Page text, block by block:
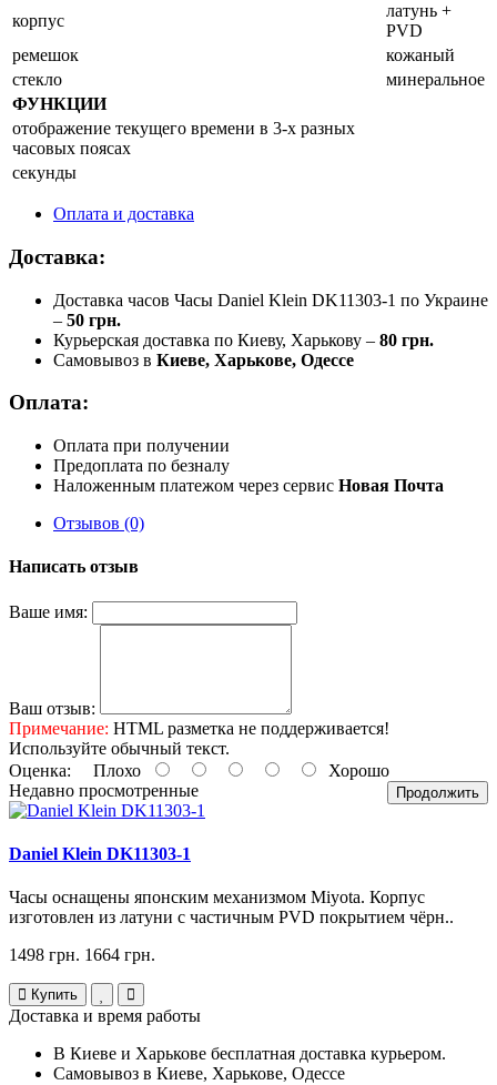
корпус
латунь +
PVD
ремешок
кожаный
стекло
минеральное
ФУНКЦИИ
отображение текущего времени в 3-х разных
часовых поясах
секунды
Оплата и доставка
Доставка:
Доставка часов Часы Daniel Klein DK11303-1 по Украине
– 50 грн.
Курьерская доставка по Киеву, Харькову – 80 грн.
Самовывоз в Киеве, Харькове, Одессе
Оплата:
Оплата при получении
Предоплата по безналу
Наложенным платежом через сервис Новая Почта
Отзывов (0)
Написать отзыв
Ваше имя:
Ваш отзыв:
Примечание: HTML разметка не поддерживается!
Используйте обычный текст.
Оценка: Плохо Хорошо
Продолжить
Недавно просмотренные
Daniel Klein DK11303-1
Часы оснащены японским механизмом Miyota. Корпус
изготовлен из латуни с частичным PVD покрытием чёрн..
1498 грн. 1664 грн.
Купить
Доставка и время работы
В Киеве и Харькове бесплатная доставка курьером.
Самовывоз в Киеве, Харькове, Одессе